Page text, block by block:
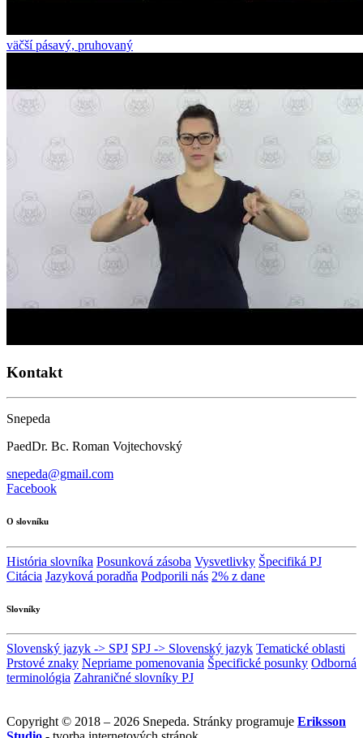
väčší pásavý, pruhovaný
Kontakt
Snepeda
PaedDr. Bc. Roman Vojtechovský
snepeda@gmail.com
Facebook
O slovníku
História slovníka Posunková zásoba Vysvetlivky Špecifiká PJ
Citácia Jazyková poradňa Podporili nás 2% z dane
Slovníky
Slovenský jazyk -> SPJ SPJ -> Slovenský jazyk Tematické oblasti
Prstové znaky Nepriame pomenovania Špecifické posunky Odborná
terminológia Zahraničné slovníky PJ
Copyright © 2018 – 2026 Snepeda. Stránky programuje Eriksson